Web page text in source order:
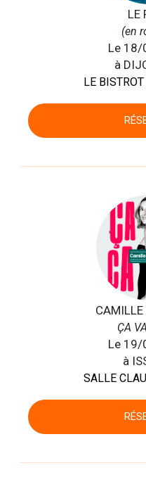
LE
(en
Le
à
LE
ÇA
Le
à
SALLE